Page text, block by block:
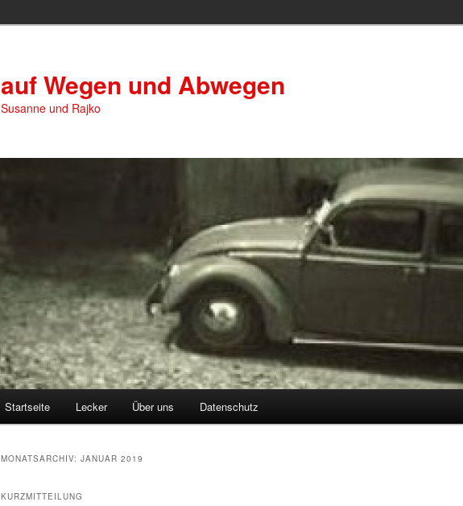
auf Wegen und Abwegen
Susanne und Rajko
Startseite Lecker Über uns Datenschutz
MONATSARCHIV: JANUAR 2019
KURZMITTEILUNG